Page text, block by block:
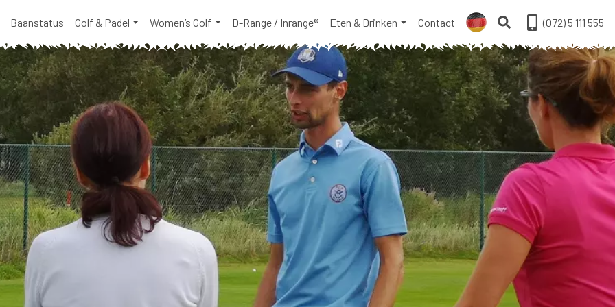
Baanstatus Golf & Padel Women’s Golf D-Range / Inrange® Eten & Drinken Contact (072) 5 111 555